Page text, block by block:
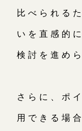
比べられる
いを直感的
検討を進め
さらに、ポ
用できる場